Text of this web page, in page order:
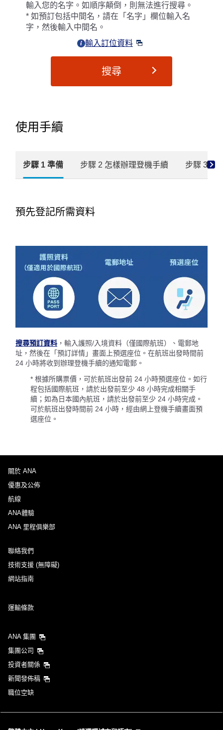
輸入您的名字。如順序顛倒，則無法進行搜尋。
如預訂包括中間名，請在「名字」欄位輸入名
字，然後輸入中間名。
輸入訂位資料
搜尋
使用手續
步驟 1 準備 步驟 2 ​怎樣辦理登機手續 步驟 3 ​怎
預先登記所需資料
搜尋預訂資料 ，輸入護照/入境資料（僅國際航班）、電郵地
址，然後在「預訂詳情」畫面上預選座位。在航班出發時間前
24 小時將收到辦理登機手續的通知電郵。
* 根據所購票價，可於航班出發前 24 小時預選座位。如行
程包括國際航班，請於出發前至少 48 小時完成相關手
續；如為日本國內航班，請於出發前至少 24 小時完成。
可於航班出發時間前 24 小時，​經由網上登機手續畫面預
選座位。
關於 ANA
優惠及公佈
航線
ANA體驗
ANA 里程俱樂部
聯絡我們
技術支援 (無障礙)
網站指南
運輸條款
ANA 集團
集團公司
投資者關係
新聞發佈稿
職位空缺